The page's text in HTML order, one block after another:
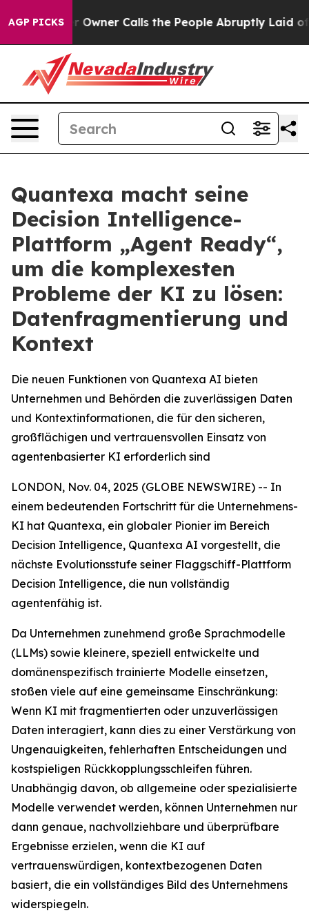
AGP PICKS
Owner Calls the People Abruptly Laid off
Quantexa macht seine
Decision Intelligence-
Plattform „Agent Ready“,
um die komplexesten
Probleme der KI zu lösen:
Datenfragmentierung und
Kontext
Die neuen Funktionen von Quantexa AI bieten
Unternehmen und Behörden die zuverlässigen Daten
und Kontextinformationen, die für den sicheren,
großflächigen und vertrauensvollen Einsatz von
agentenbasierter KI erforderlich sind
LONDON, Nov. 04, 2025 (GLOBE NEWSWIRE) -- In
einem bedeutenden Fortschritt für die Unternehmens-
KI hat Quantexa, ein globaler Pionier im Bereich
Decision Intelligence, Quantexa AI vorgestellt, die
nächste Evolutionsstufe seiner Flaggschiff-Plattform
Decision Intelligence, die nun vollständig
agentenfähig ist.
Da Unternehmen zunehmend große Sprachmodelle
(LLMs) sowie kleinere, speziell entwickelte und
domänenspezifisch trainierte Modelle einsetzen,
stoßen viele auf eine gemeinsame Einschränkung:
Wenn KI mit fragmentierten oder unzuverlässigen
Daten interagiert, kann dies zu einer Verstärkung von
Ungenauigkeiten, fehlerhaften Entscheidungen und
kostspieligen Rückkopplungsschleifen führen.
Unabhängig davon, ob allgemeine oder spezialisierte
Modelle verwendet werden, können Unternehmen nur
dann genaue, nachvollziehbare und überprüfbare
Ergebnisse erzielen, wenn die KI auf
vertrauenswürdigen, kontextbezogenen Daten
basiert, die ein vollständiges Bild des Unternehmens
widerspiegeln.